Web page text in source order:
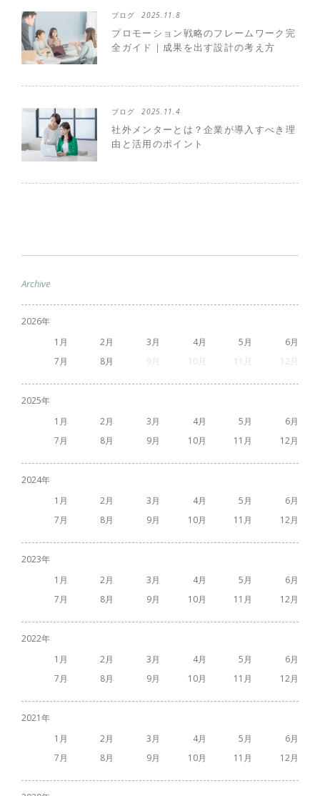
ブログ 2025.11.8
プロモーション戦略のフレームワーク完
全ガイド｜成果を出す設計の考え方
ブログ 2025.11.4
社外メンターとは？企業が導入すべき理
由と活用のポイント
Archive
2026
1
2 3 4 5
6
7
8 9 10 11 12
2025
1
2 3 4 5
6
7
8 9 10 11 12
2024
1
2 3 4 5
6
7
8 9 10 11 12
2023
1
2 3 4 5
6
7
8 9 10 11 12
2022
1
2 3 4 5
6
7
8 9 10 11 12
2021
1
2 3 4 5
6
7
8 9 10 11 12